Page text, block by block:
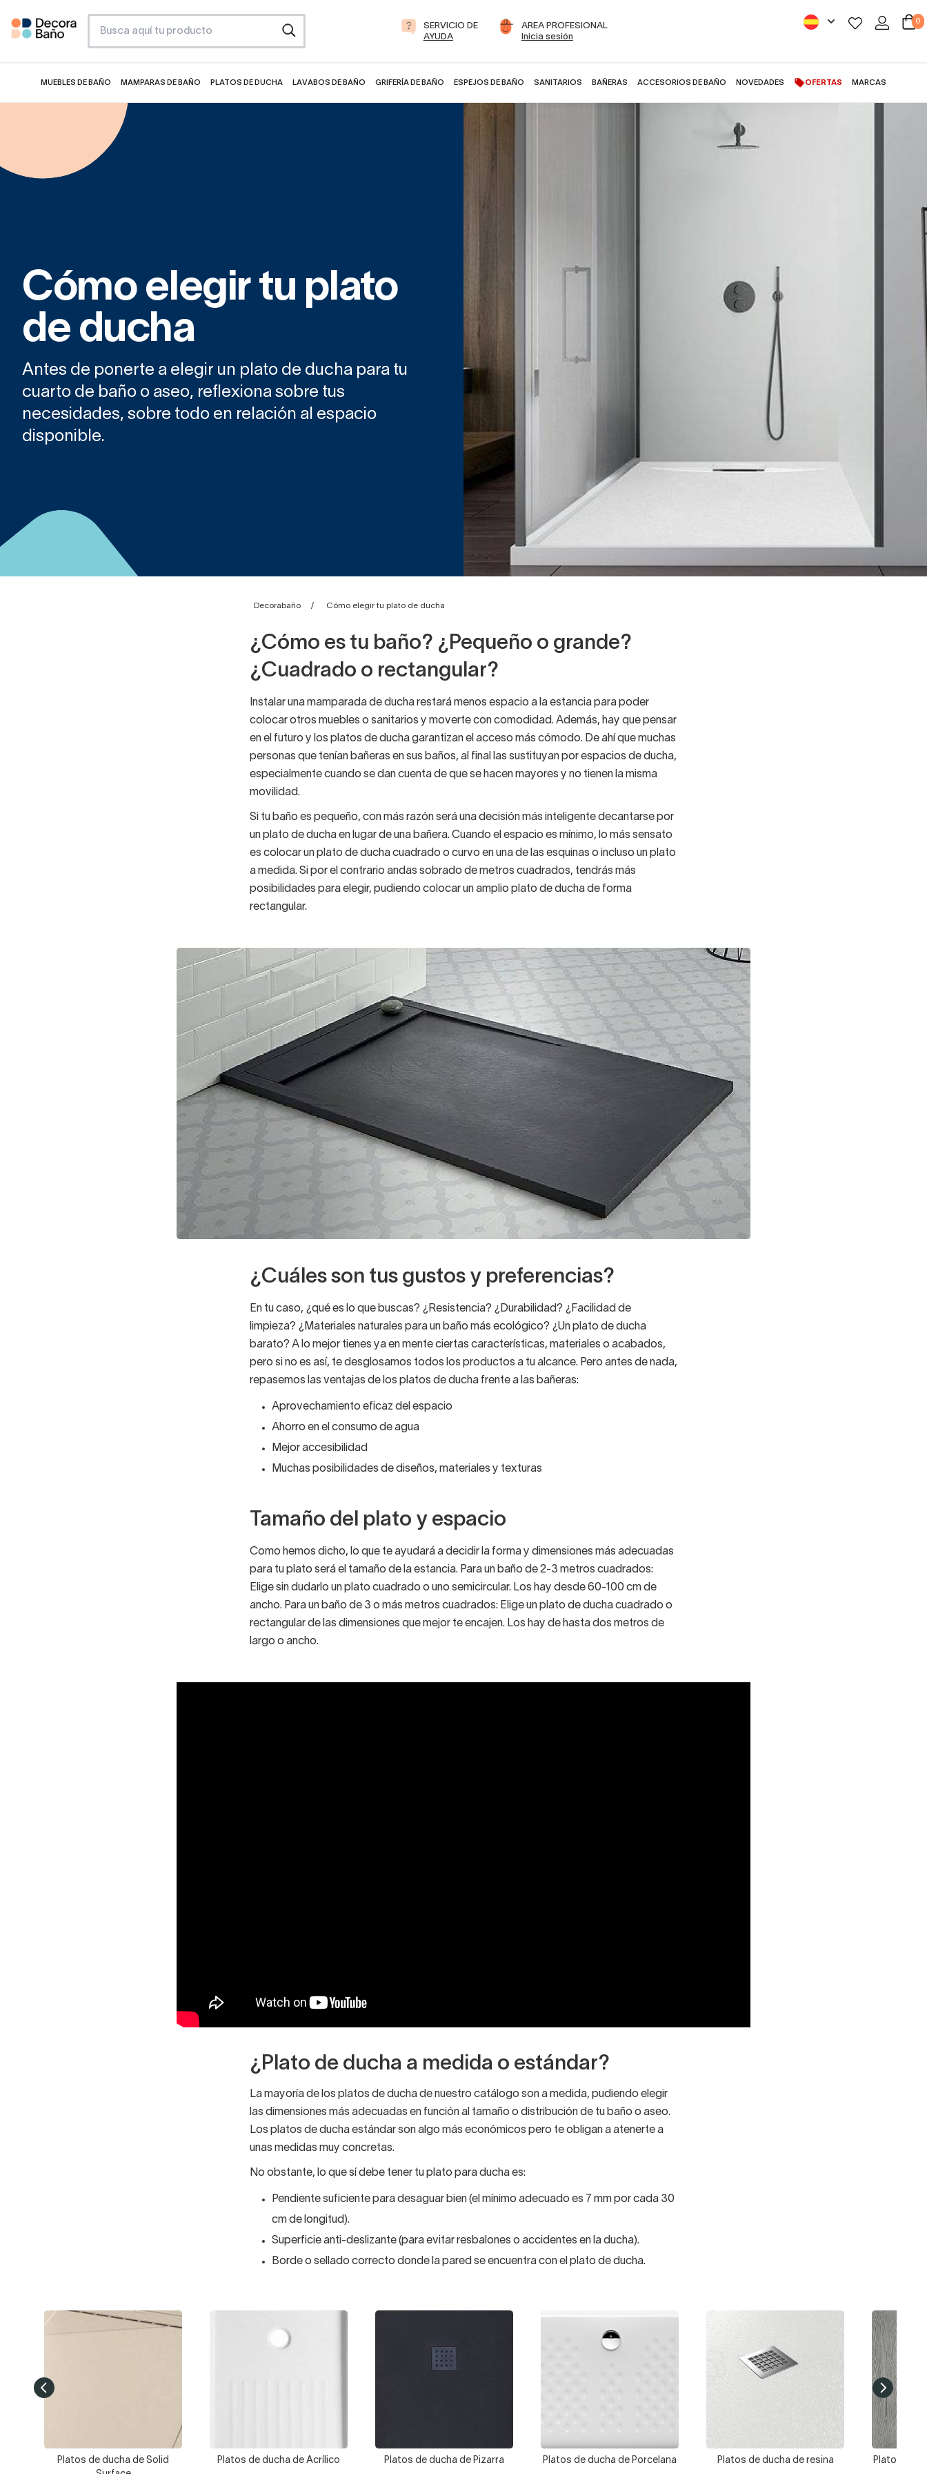
SERVICIO DE
AYUDA
AREA PROFESIONAL
Inicia sesión
0
MUEBLES DE BAÑO MAMPARAS DE BAÑO PLATOS DE DUCHA LAVABOS DE BAÑO GRIFERÍA DE BAÑO ESPEJOS DE BAÑO SANITARIOS BAÑERAS ACCESORIOS DE BAÑO NOVEDADES OFERTAS MARCAS
Cómo elegir tu plato
de ducha
Antes de ponerte a elegir un plato de ducha para tu
cuarto de baño o aseo, reflexiona sobre tus
necesidades, sobre todo en relación al espacio
disponible.
Decorabaño Cómo elegir tu plato de ducha
¿Cómo es tu baño? ¿Pequeño o grande?
¿Cuadrado o rectangular?
Instalar una mamparada de ducha restará menos espacio a la estancia para poder
colocar otros muebles o sanitarios y moverte con comodidad. Además, hay que pensar
en el futuro y los platos de ducha garantizan el acceso más cómodo. De ahí que muchas
personas que tenían bañeras en sus baños, al final las sustituyan por espacios de ducha,
especialmente cuando se dan cuenta de que se hacen mayores y no tienen la misma
movilidad.
Si tu baño es pequeño, con más razón será una decisión más inteligente decantarse por
un plato de ducha en lugar de una bañera. Cuando el espacio es mínimo, lo más sensato
es colocar un plato de ducha cuadrado o curvo en una de las esquinas o incluso un plato
a medida. Si por el contrario andas sobrado de metros cuadrados, tendrás más
posibilidades para elegir, pudiendo colocar un amplio plato de ducha de forma
rectangular.
¿Cuáles son tus gustos y preferencias?
En tu caso, ¿qué es lo que buscas? ¿Resistencia? ¿Durabilidad? ¿Facilidad de
limpieza? ¿Materiales naturales para un baño más ecológico? ¿Un plato de ducha
barato? A lo mejor tienes ya en mente ciertas características, materiales o acabados,
pero si no es así, te desglosamos todos los productos a tu alcance. Pero antes de nada,
repasemos las ventajas de los platos de ducha frente a las bañeras:
Aprovechamiento eficaz del espacio
Ahorro en el consumo de agua
Mejor accesibilidad
Muchas posibilidades de diseños, materiales y texturas
Tamaño del plato y espacio
Como hemos dicho, lo que te ayudará a decidir la forma y dimensiones más adecuadas
para tu plato será el tamaño de la estancia. Para un baño de 2-3 metros cuadrados:
Elige sin dudarlo un plato cuadrado o uno semicircular. Los hay desde 60-100 cm de
ancho. Para un baño de 3 o más metros cuadrados: Elige un plato de ducha cuadrado o
rectangular de las dimensiones que mejor te encajen. Los hay de hasta dos metros de
largo o ancho.
¿Plato de ducha a medida o estándar?
La mayoría de los platos de ducha de nuestro catálogo son a medida, pudiendo elegir
las dimensiones más adecuadas en función al tamaño o distribución de tu baño o aseo.
Los platos de ducha estándar son algo más económicos pero te obligan a atenerte a
unas medidas muy concretas.
No obstante, lo que sí debe tener tu plato para ducha es:
Pendiente suficiente para desaguar bien (el mínimo adecuado es 7 mm por cada 30
cm de longitud).
Superficie anti-deslizante (para evitar resbalones o accidentes en la ducha).
Borde o sellado correcto donde la pared se encuentra con el plato de ducha.
Platos de ducha de Solid
Platos de ducha de Acrílico Platos de ducha de Pizarra Platos de ducha de Porcelana Platos de ducha de resina Platos de